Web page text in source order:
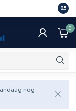
Veel
8.5
0
nog